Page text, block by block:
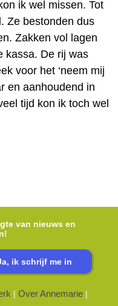
ik wel missen. Tot
Ze bestonden dus
Zakken vol lagen
kassa. De rij was
voor het ‘neem mij
en aanhoudend in
tijd kon ik toch wel
van nieuws en
| Over Annemarie |